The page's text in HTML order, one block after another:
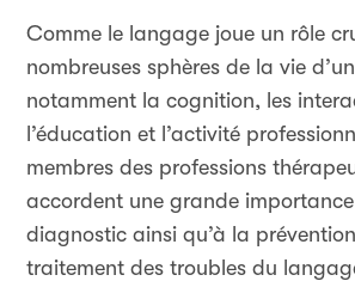
Comme le langage joue un rôle
nombreuses sphères de la vie
notamment la cognition, les
l’éducation et l’activité
membres des professions
accordent une grande
diagnostic ainsi qu’à la
traitement des troubles du